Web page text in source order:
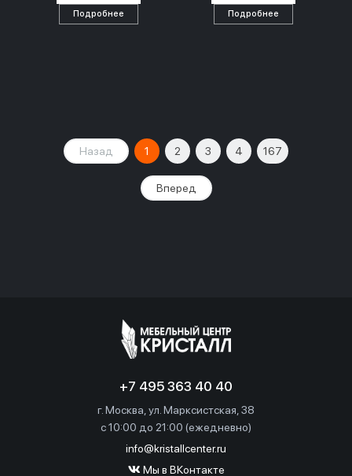
Подробнее
Подробнее
Назад 1 2 3 4 167
Вперед
+7 495 363 40 40
г. Москва, ул. Марксистская, 38
c 10:00 до 21:00 (ежедневно)
info@kristallcenter.ru
Мы в ВКонтакте